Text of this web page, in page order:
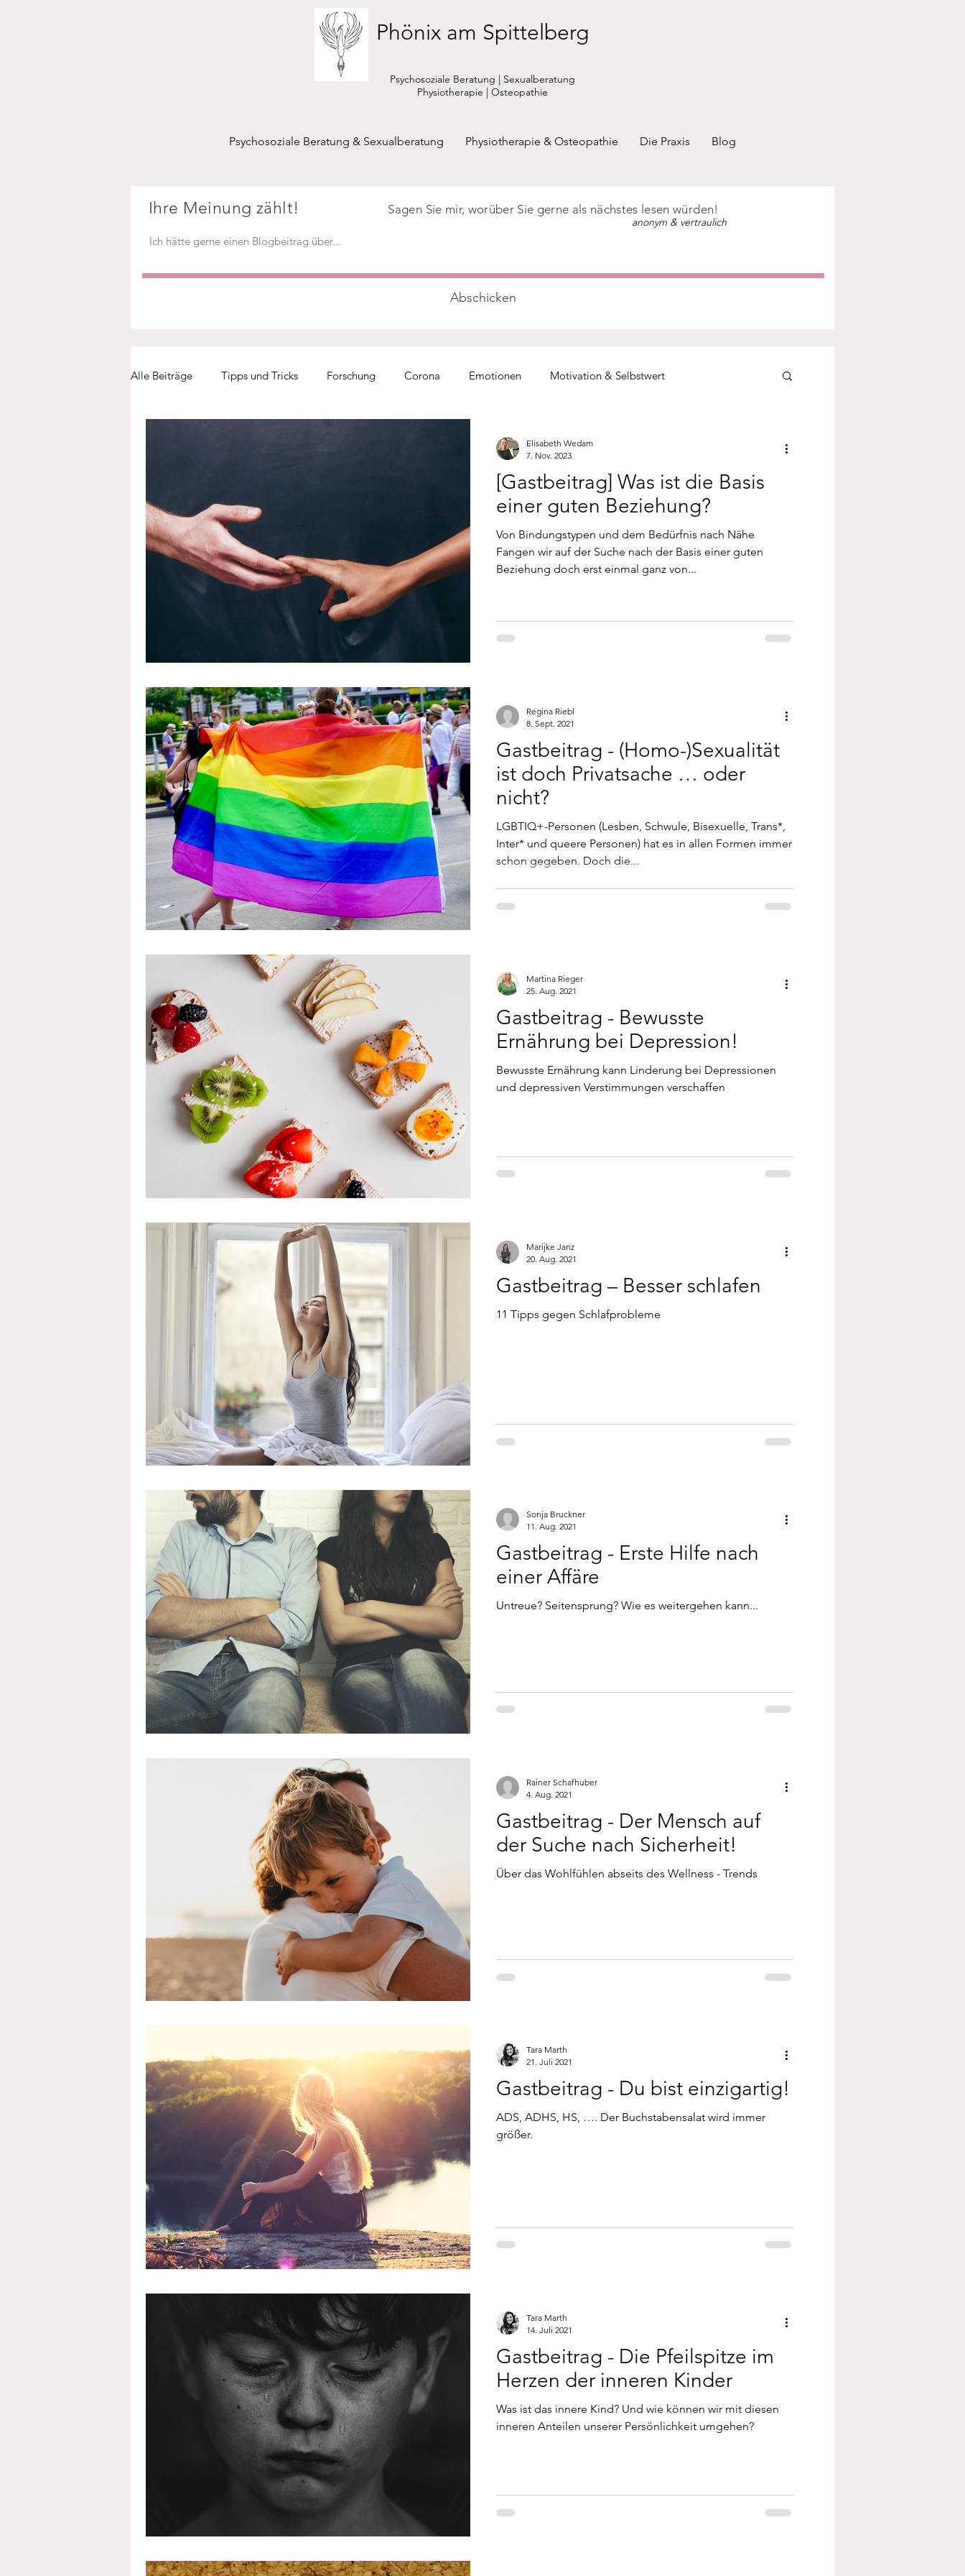
Phönix am Spittelberg
Psychosoziale Beratung | Sexualberatung
Physiotherapie | Osteopathie
Psychosoziale Beratung & Sexualberatung Physiotherapie & Osteopathie Die Praxis Blog
Ihre Meinung zählt! Sagen Sie mir, worüber Sie gerne als nächstes lesen würden!
anonym & vertraulich
Abschicken
Alle Beiträge Tipps und Tricks Forschung Corona Emotionen Motivation & Selbstwert
Aktuelles
[Gastbeitrag] Was ist die Basis
einer guten Beziehung?
Von Bindungstypen und dem Bedürfnis nach Nähe
Fangen wir auf der Suche nach der Basis einer guten
Beziehung doch erst einmal ganz von...
Elisabeth Wedam
7. Nov. 2023
Gastbeitrag - (Homo-)Sexualität
ist doch Privatsache … oder
nicht?
LGBTIQ+-Personen (Lesben, Schwule, Bisexuelle, Trans*,
Inter* und queere Personen) hat es in allen Formen immer
schon gegeben. Doch die...
Regina Riebl
8. Sept. 2021
Gastbeitrag - Bewusste
Ernährung bei Depression!
Bewusste Ernährung kann Linderung bei Depressionen
und depressiven Verstimmungen verschaffen
Martina Rieger
25. Aug. 2021
Gastbeitrag – Besser schlafen
11 Tipps gegen Schlafprobleme
Marijke Janz
20. Aug. 2021
Gastbeitrag - Erste Hilfe nach
einer Affäre
Untreue? Seitensprung? Wie es weitergehen kann...
Sonja Bruckner
11. Aug. 2021
Gastbeitrag - Der Mensch auf
der Suche nach Sicherheit!
Über das Wohlfühlen abseits des Wellness - Trends
Rainer Schafhuber
4. Aug. 2021
Gastbeitrag - Du bist einzigartig!
ADS, ADHS, HS, …. Der Buchstabensalat wird immer
größer.
Tara Marth
21. Juli 2021
Gastbeitrag - Die Pfeilspitze im
Herzen der inneren Kinder
Was ist das innere Kind? Und wie können wir mit diesen
inneren Anteilen unserer Persönlichkeit umgehen?
Tara Marth
14. Juli 2021